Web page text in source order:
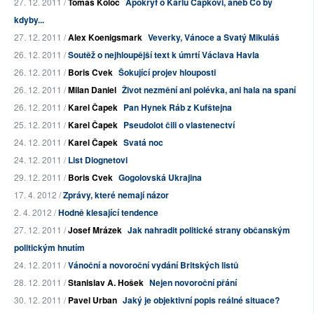
kdyby...
27. 12. 2011 /Alex Koenigsmark Veverky, Vánoce a Svatý Mikuláš
26. 12. 2011 /Soutěž o nejhloupější text k úmrtí Václava Havla
26. 12. 2011 /Boris Cvek Šokující projev hlouposti
26. 12. 2011 /Milan Daniel Život nezmění ani polévka, ani hala na spaní
26. 12. 2011 /Karel Čapek Pan Hynek Ráb z Kufštejna
25. 12. 2011 /Karel Čapek Pseudolot čili o vlastenectví
24. 12. 2011 /Karel Čapek Svatá noc
24. 12. 2011 /List Diognetovi
29. 12. 2011 /Boris Cvek Gogolovská Ukrajina
17. 4. 2012 /Zprávy, které nemají názor
2. 4. 2012 /Hodně klesající tendence
27. 12. 2011 /Josef Mrázek Jak nahradit politické strany občanským
politickým hnutím
24. 12. 2011 /Vánoční a novoroční vydání Britských listů
28. 12. 2011 /Stanislav A. Hošek Nejen novoroční přání
30. 12. 2011 /Pavel Urban Jaký je objektivní popis reálné situace?